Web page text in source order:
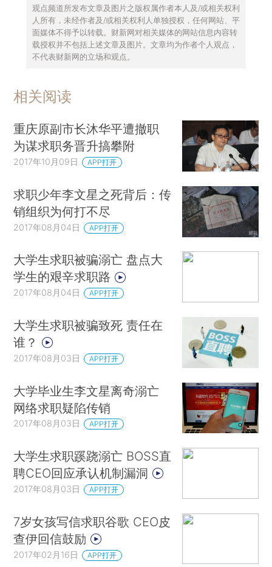
观点频道所发布文章及图片之版权属作者本人及/或相关权利
人所有，未经作者及/或相关权利人单独授权，任何网站、平
面媒体不得予以转载。财新网对相关媒体的网站信息内容转
载授权并不包括上述文章及图片。文章均为作者个人观点，
不代表财新网的立场和观点。
相关阅读
重庆原副市长沐华平遭撤职
为谋求职务晋升搞攀附
2017年10月09日 APP打开
求职少年李文星之死背后：传
销组织为何打不尽
2017年08月04日 APP打开
大学生求职被骗溺亡 盘点大
学生的艰辛求职路
2017年08月04日 APP打开
大学生求职被骗致死 责任在
谁？
2017年08月03日 APP打开
大学毕业生李文星离奇溺亡
网络求职疑陷传销
2017年08月03日 APP打开
大学生求职蹊跷溺亡 BOSS直
聘CEO回应承认机制漏洞
2017年08月03日 APP打开
7岁女孩写信求职谷歌 CEO皮
查伊回信鼓励
2017年02月16日 APP打开